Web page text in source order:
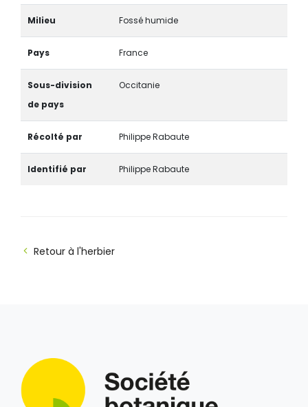
Milieu Fossé humide
Pays France
Sous-division
de pays
Occitanie
Récolté par Philippe Rabaute
Identifié par Philippe Rabaute
Retour à l'herbier